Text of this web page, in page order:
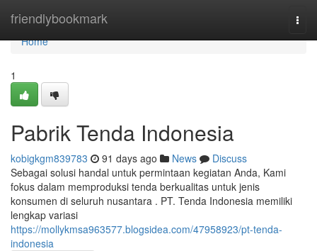
friendlybookmark
Home
Home
1
Pabrik Tenda Indonesia
kobigkgm839783 91 days ago News
Discuss
Sebagai solusi handal untuk permintaan kegiatan Anda, Kami
fokus dalam memproduksi tenda berkualitas untuk jenis
konsumen di seluruh nusantara . PT. Tenda Indonesia memiliki
lengkap variasi
https://mollykmsa963577.blogsidea.com/47958923/pt-tenda-
indonesia